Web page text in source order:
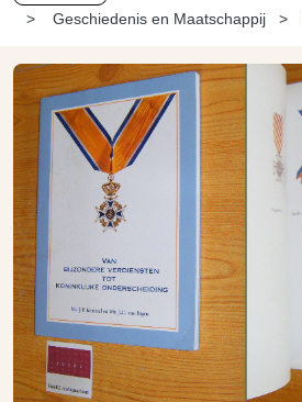
Geschiedenis en Maatschappij